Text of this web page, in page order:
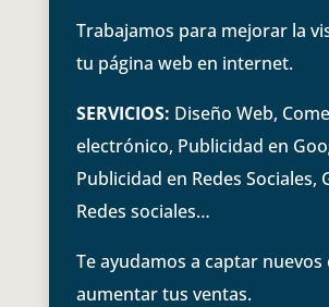
Trabajamos para mejorar la
tu página web en internet.
SERVICIOS: Diseño Web,
electrónico, Publicidad en
Publicidad en Redes Sociales,
Redes sociales…
Te ayudamos a captar nuevos
aumentar tus ventas.